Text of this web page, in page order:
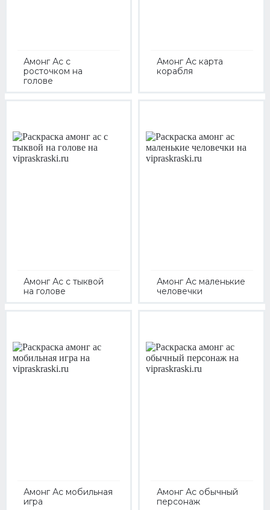
Амонг Ас с
росточком на
голове
Амонг Ас карта
корабля
Амонг Ас с тыквой
на голове
Амонг Ас маленькие
человечки
Амонг Ас мобильная
игра
Амонг Ас обычный
персонаж